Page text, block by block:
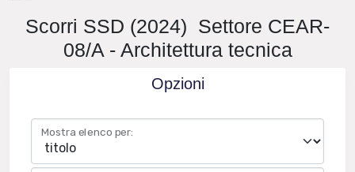
Scorri SSD (2024) Settore CEAR-
08/A - Architettura tecnica
Opzioni
Mostra elenco per: